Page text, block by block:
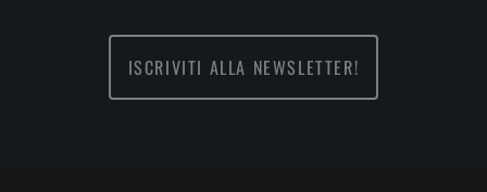
ISCRIVITI ALLA NEWSLETTER!